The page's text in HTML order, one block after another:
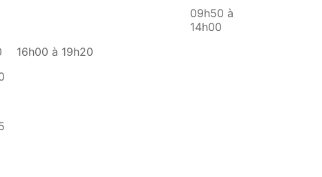
09h50 à
14h00
16h00 à 19h20